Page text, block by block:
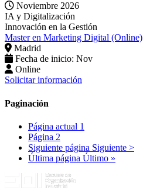
Noviembre 2026
IA y Digitalización
Innovación en la Gestión
Master en Marketing Digital (Online)
Madrid
Fecha de inicio: Nov
Online
Solicitar información
Paginación
Página actual 1
Página 2
Siguiente página Siguiente >
Última página Último »